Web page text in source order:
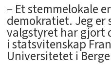
– Et stemmelokale
demokratiet. Jeg er
valgstyret har gjort
i statsvitenskap
Universitetet i